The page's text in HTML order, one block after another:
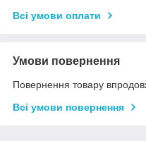
Всі умови оплати
Умови повернення
Повернення товару
Всі умови повернення